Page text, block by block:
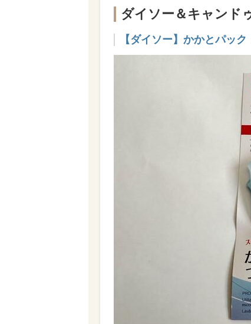
ダイソー＆キャンド
【ダイソー】かかとパック